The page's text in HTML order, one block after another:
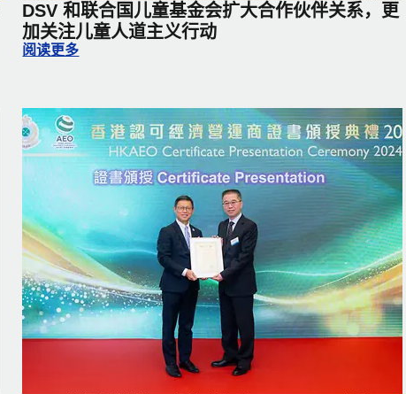
DSV 和联合国儿童基金会扩大合作伙伴关系，更
加关注儿童人道主义行动
DSV 和联合国儿童基金会扩大合作伙伴关系，更加关注儿童
阅读更多